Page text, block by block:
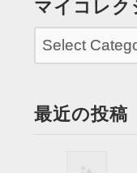
マイコレク
最近の投稿